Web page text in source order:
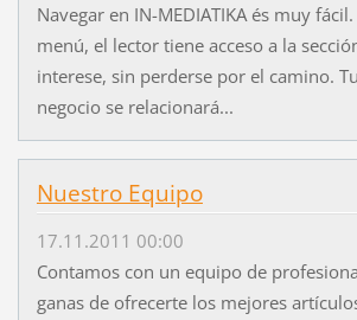
Navegar en IN-MEDIATIKA és muy
menú, el lector tiene acceso a la
interese, sin perderse por el camino.
negocio se relacionará...
Nuestro Equipo
17.11.2011 00:00
Contamos con un equipo de
ganas de ofrecerte los mejores